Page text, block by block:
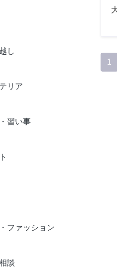
し
リア
習い事
ファッション
談
1